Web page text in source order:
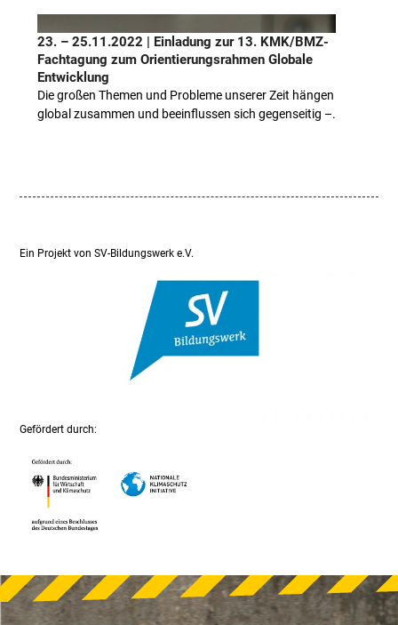
23. – 25.11.2022 | Einladung zur 13. KMK/BMZ-
Fachtagung zum Orientierungsrahmen Globale
Entwicklung
Die großen Themen und Probleme unserer Zeit hängen
global zusammen und beeinflussen sich gegenseitig –…
Ein Projekt von SV-Bildungswerk e.V.
Gefördert durch: